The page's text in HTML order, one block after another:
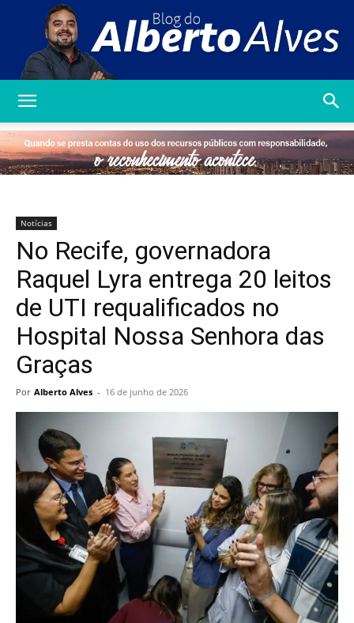
Alberto
Alves
Notícias
No Recife, governadora
Raquel Lyra entrega 20 leitos
de UTI requalificados no
Hospital Nossa Senhora das
Graças
Por Alberto Alves - 16 de junho de 2026